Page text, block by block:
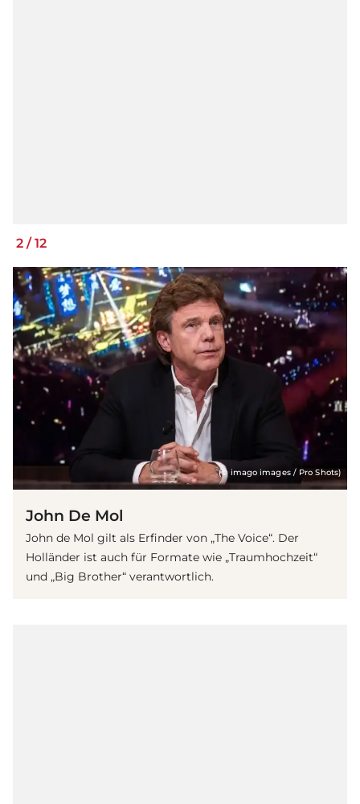
2 /12
(© imago images / Pro Shots)
John De Mol
John de Mol gilt als Erfinder von „The Voice“. Der
Holländer ist auch für Formate wie „Traumhochzeit“
und „Big Brother“ verantwortlich.